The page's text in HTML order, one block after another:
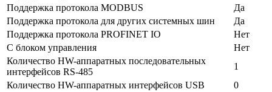
Поддержка протокола MODBUS
Да
Поддержка протокола для других системных шин
Да
Поддержка протокола PROFINET IO
Нет
С блоком управления
Нет
Количество HW-аппаратных последовательных
интерфейсов RS-485
1
Количество HW-аппаратных интерфейсов USB
0